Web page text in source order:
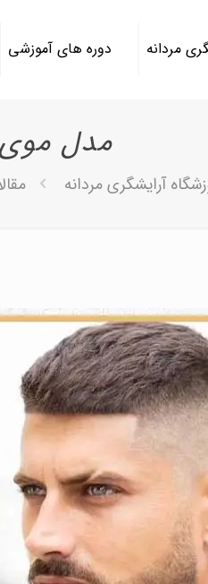
مردانه دوره های آموزشی
مدل
آرایشگری مردانه